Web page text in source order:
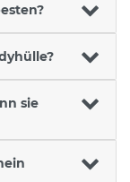
sie